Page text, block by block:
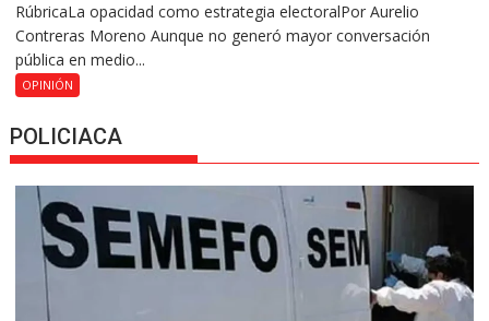
RúbricaLa opacidad como estrategia electoralPor Aurelio
Contreras Moreno Aunque no generó mayor conversación
pública en medio...
OPINIÓN
POLICIACA